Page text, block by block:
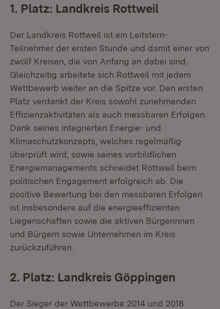
1. Platz: Landkreis Rottweil
Der Landkreis Rottweil ist ein Leitstern-
Teilnehmer der ersten Stunde und damit einer von
zwölf Kreisen, die von Anfang an dabei sind.
Gleichzeitig arbeitete sich Rottweil mit jedem
Wettbewerb weiter an die Spitze vor. Den ersten
Platz verdankt der Kreis sowohl zunehmenden
Effizienzaktivitäten als auch messbaren Erfolgen.
Dank seines integrierten Energie- und
Klimaschutzkonzepts, welches regelmäßig
überprüft wird, sowie seines vorbildlichen
Energiemanagements schneidet Rottweil beim
politischen Engagement erfolgreich ab. Die
positive Bewertung bei den messbaren Erfolgen
ist insbesondere auf die energieeffizienten
Liegenschaften sowie die aktiven Bürgerinnen
und Bürgern sowie Unternehmen im Kreis
zurückzuführen.
2. Platz: Landkreis Göppingen
Der Sieger der Wettbewerbe 2014 und 2018